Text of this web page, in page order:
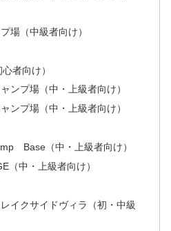
場（中級者向け）
者向け）
ンプ場（中・上級者向け）
ンプ場（中・上級者向け）
Base（中・上級者向け）
（中・上級者向け）
イクサイドヴィラ（初・中級